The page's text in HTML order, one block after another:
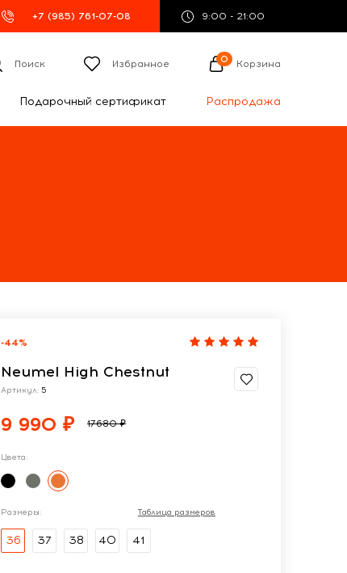
+7 (985) 761-07-08 9:00 - 21:00
Поиск Избранное 0 Корзина
Подарочный сертификат Распродажа
-44%
Neumel High Chestnut
Артикул: 5
9 990 ₽ 17680 ₽
Цвета:
Размеры: Таблица размеров
36 37 38 40 41